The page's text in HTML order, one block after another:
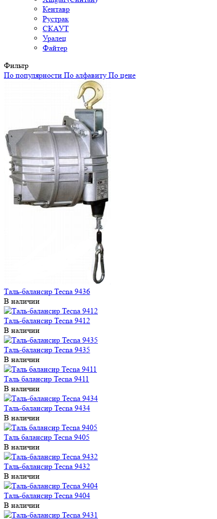
По популярности По алфавиту
Таль-балансир Tecna 9435
В наличии
Таль балансир Tecna 9411
В наличии
Таль-балансир Tecna 9434
В наличии
Таль балансир Tecna 9405
В наличии
Таль-балансир Tecna 9432
В наличии
Таль-балансир Tecna 9404
В наличии
Таль-балансир Tecna 9431
В наличии
Таль-балансир Tecna 9403
В наличии